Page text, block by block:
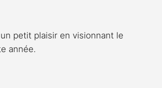
petit plaisir en visionnant le
année.